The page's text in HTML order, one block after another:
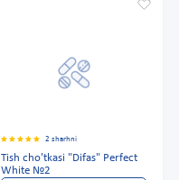
2 sharhni
Tish cho'tkasi "Difas" Perfect
White №2